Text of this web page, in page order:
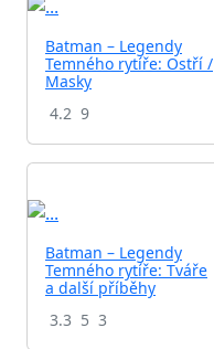
Batman – Legendy
Temného rytíře: Ostří /
Masky
4.2 9
Batman – Legendy
Temného rytíře: Tváře
a další příběhy
3.3 5 3